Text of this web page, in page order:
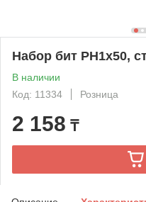
Набор бит PH1х50,
В наличии
Код: 11334
Розница
2 158 ₸